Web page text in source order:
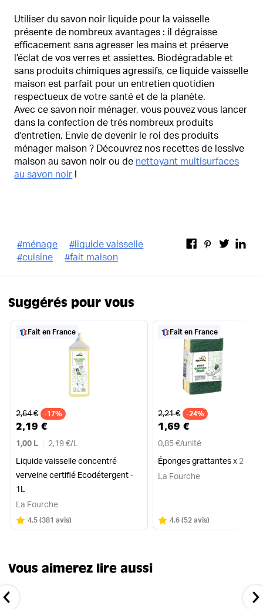
Utiliser du savon noir liquide pour la vaisselle
présente de nombreux avantages : il dégraisse
efficacement sans agresser les mains et préserve
l’éclat de vos verres et assiettes. Biodégradable et
sans produits chimiques agressifs, ce liquide vaisselle
maison est parfait pour un entretien quotidien
respectueux de votre santé et de la planète.
Avec ce savon noir ménager, vous pouvez vous lancer
dans la confection de très nombreux produits
d'entretien. Envie de devenir le roi des produits
ménager maison ? Découvrez nos recettes de lessive
maison au savon noir ou de nettoyant multisurfaces
au savon noir !
#ménage #liquide vaisselle
#cuisine #fait maison
Suggérés pour vous
Fait en France
Ancien prix
2,64 € -17%
2,19 €
1,00 L 2,19 €/ L
Liquide vaisselle concentré
verveine certifié Ecodétergent -
1L
La Fourche
Note
4.5sur 5
(381 avis)
Fait en France
Ancien prix
2,21 € -24%
1,69 €
0,85 €/unité
Éponges grattantes x 2
La Fourche
Note
4.6sur 5
(52 avis)
Vous aimerez lire aussi